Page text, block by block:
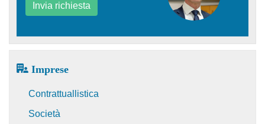
Invia richiesta
Imprese
Contrattuallistica
Società